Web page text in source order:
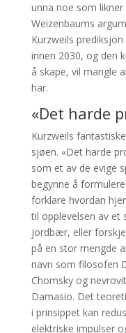
unna noe som
Weizenbaums
Kurzweils
innen 2030, og den
å skape, vil mangle
har.
«Det harde
Kurzweils
sjøen. «Det harde
som et av de evige
begynne å
forklare hvordan
til opplevelsen av et
jordbær, eller
på en stor mengde
navn som filosofen
Chomsky og
Damasio. Det
i prinsippet kan
elektriske impulser